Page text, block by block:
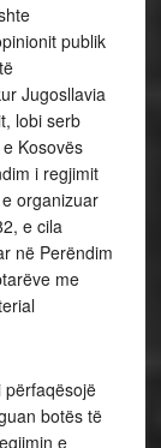
publik
Jugosllavia
lobi serb
Kosovës
i regjimit
organizuar
e cila
në Perëndim
me
përfaqësojë
botës të
e